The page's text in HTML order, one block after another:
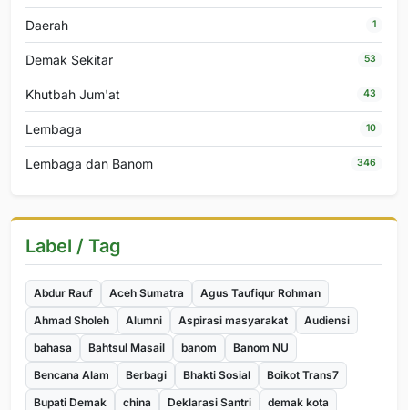
Daerah 1
Demak Sekitar 53
Khutbah Jum'at 43
Lembaga 10
Lembaga dan Banom 346
Label / Tag
Abdur Rauf Aceh Sumatra
Agus Taufiqur Rohman
Ahmad Sholeh
Alumni Aspirasi masyarakat
Audiensi
bahasa
Bahtsul Masail banom
Banom NU
Bencana Alam
Berbagi Bhakti Sosial
Boikot Trans7
Bupati Demak
china Deklarasi Santri
demak kota